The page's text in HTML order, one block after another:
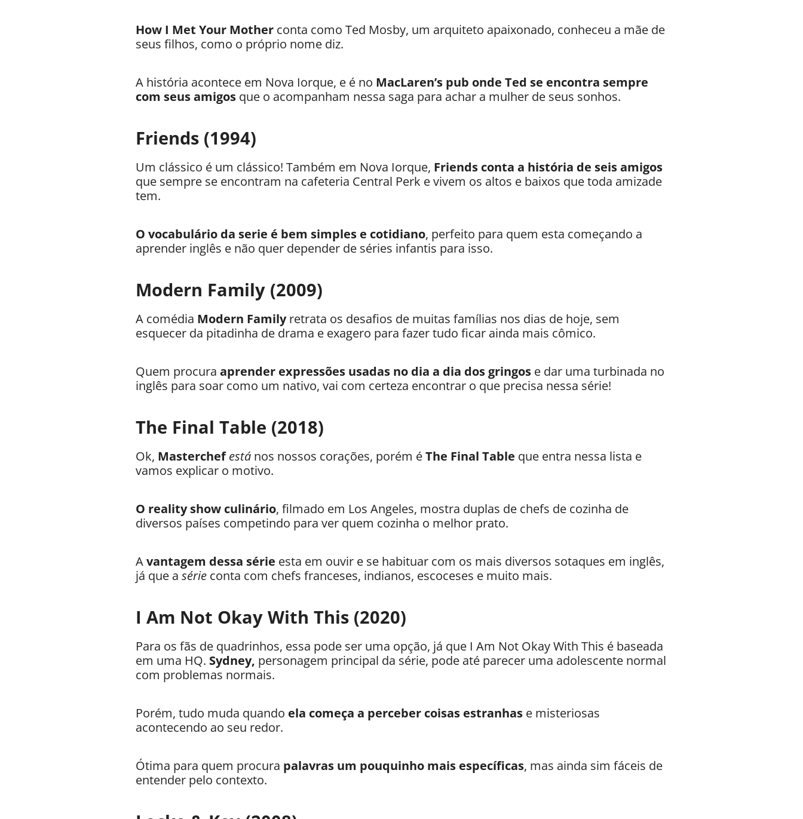
How I Met Your Mother conta como Ted Mosby, um arquiteto apaixonado, conheceu a mãe de
seus filhos, como o próprio nome diz.
A história acontece em Nova Iorque, e é no MacLaren’s pub onde Ted se encontra sempre
com seus amigos que o acompanham nessa saga para achar a mulher de seus sonhos.
Friends (1994)
Um clássico é um clássico! Também em Nova Iorque, Friends conta a história de seis amigos
que sempre se encontram na cafeteria Central Perk e vivem os altos e baixos que toda amizade
tem.
O vocabulário da serie é bem simples e cotidiano, perfeito para quem esta começando a
aprender inglês e não quer depender de séries infantis para isso.
Modern Family (2009)
A comédia Modern Familyretrata os desafios de muitas famílias nos dias de hoje, sem
esquecer da pitadinha de drama e exagero para fazer tudo ficar ainda mais cômico.
Quem procura aprender expressões usadas no dia a dia dos gringos e dar uma turbinada no
inglês para soar como um nativo, vai com certeza encontrar o que precisa nessa série!
The Final Table (2018)
Ok, Masterchefestá nos nossos corações, porém éThe Final Table que entra nessa lista e
vamos explicar o motivo.
O reality show culinário, filmado em Los Angeles, mostra duplas de chefs de cozinha de
diversos países competindo para ver quem cozinha o melhor prato.
Avantagem dessa série esta em ouvir e se habituar com os mais diversos sotaques em inglês,
já que a série conta com chefs franceses, indianos, escoceses e muito mais.
I Am Not Okay With This (2020)
Para os fãs de quadrinhos, essa pode ser uma opção, já que I Am Not Okay With This é baseada
em uma HQ. Sydney, personagem principal da série, pode até parecer uma adolescente normal
com problemas normais.
Porém, tudo muda quando ela começa a perceber coisas estranhas e misteriosas
acontecendo ao seu redor.
Ótima para quem procura palavras um pouquinho mais específicas, mas ainda sim fáceis de
entender pelo contexto.